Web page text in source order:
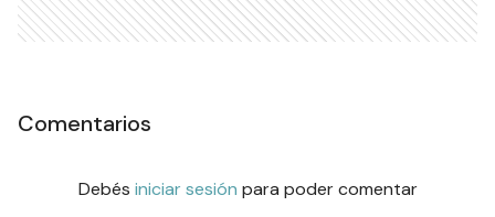
Comentarios
Debés iniciar sesión para poder comentar